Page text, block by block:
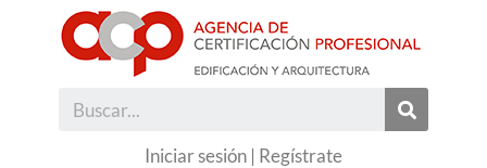
Iniciar sesión | Regístrate